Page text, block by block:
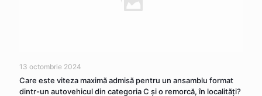
13 octombrie 2024
Care este viteza maximă admisă pentru un ansamblu format
dintr-un autovehicul din categoria C şi o remorcă, în localităţi?